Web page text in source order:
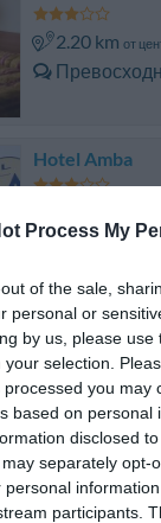
Process My
of the sale,
personal or
by us, please use
selection.
you may
based on personal
disclosed
separately opt-
personal
participants.
2.20 km от
Hotel Amba
Hotel King
1.53 kmот
Hotel Bamby